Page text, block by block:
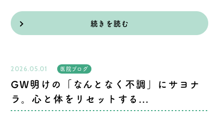
続きを読む
2026.05.01 医院ブログ
GW明けの「なんとなく不調」にサヨナ
ラ。心と体をリセットする...